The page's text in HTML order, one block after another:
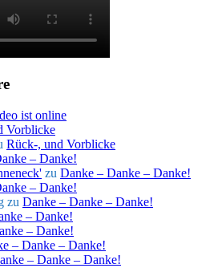
ist online
Vorblicke
Rück-, und Vorblicke
– Danke!
zu Danke – Danke – Danke!
– Danke!
zu Danke – Danke – Danke!
– Danke!
– Danke!
– Danke – Danke!
– Danke – Danke!